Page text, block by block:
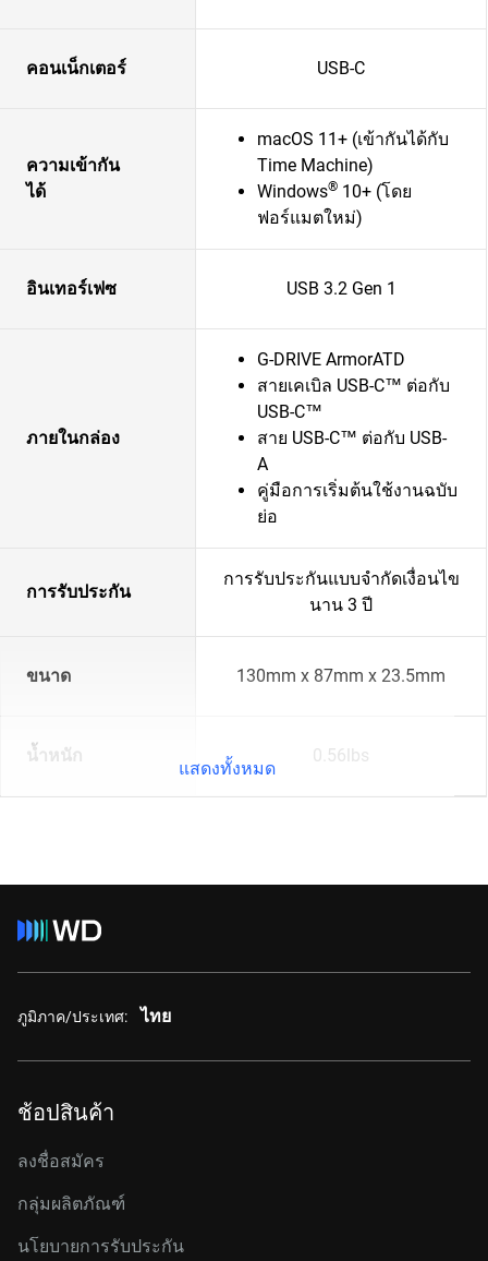
คอนเน็กเตอร์ USB-C
ความเข้ากัน
ได้
macOS 11+ (เข้ากันได้กับ
Time Machine)
Windows® 10+ (โดย
ฟอร์แมตใหม่)
อินเทอร์เฟซ USB 3.2 Gen 1
ภายในกล่อง
G-DRIVE ArmorATD
สายเคเบิล USB-C™ ต่อกับ
USB-C™
สาย USB-C™ ต่อกับ USB-
A
คู่มือการเริ่มต้นใช้งานฉบับ
ย่อ
การรับประกัน
การรับประกันแบบจำกัดเงื่อนไข
นาน 3 ปี
ขนาด 130mm x 87mm x 23.5mm
น้ำหนัก 0.56lbs
แสดงทั้งหมด
ภูมิภาค/ประเทศ: ไทย
ช้อปสินค้า
ลงชื่อสมัคร
กลุ่มผลิตภัณฑ์
นโยบายการรับประกัน